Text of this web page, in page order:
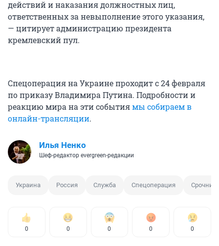
действий и наказания должностных лиц,
ответственных за невыполнение этого указания,
— цитирует администрацию президента
кремлевский пул.
Спецоперация на Украине проходит с 24 февраля
по приказу Владимира Путина. Подробности и
реакцию мира на эти событиямы собираем в
онлайн-трансляции.
Илья Ненко
Шеф-редактор evergreen-редакции
Украина Россия Служба Спецоперация Срочник
0 0 0 0 0